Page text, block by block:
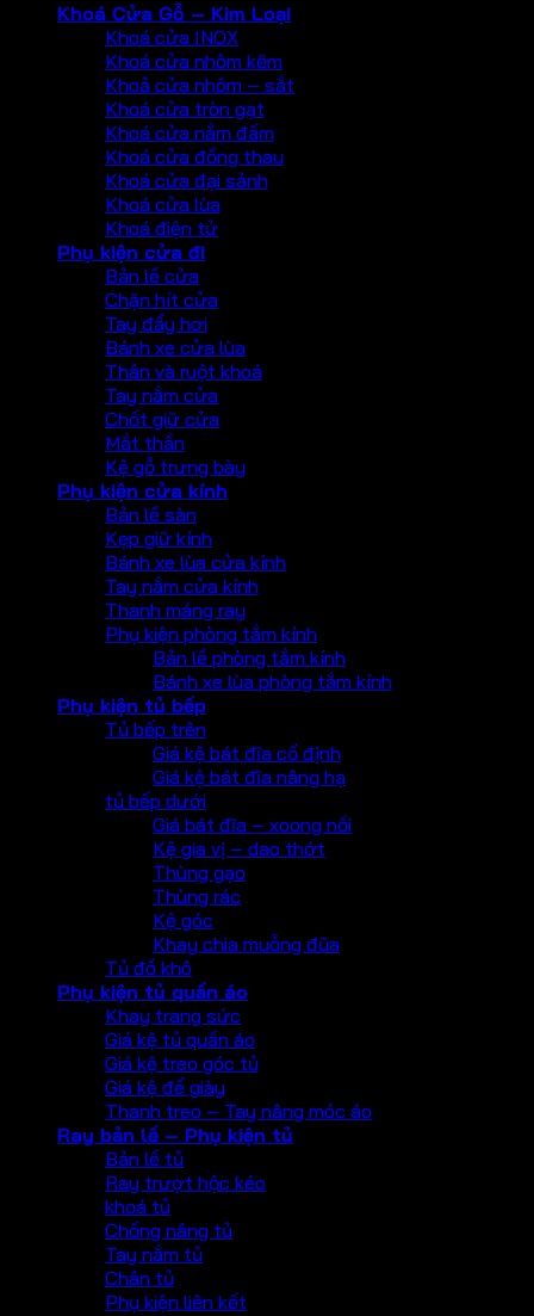
Khoá Cửa Gỗ – Kim Loại
Khoá cửa INOX
Khoá cửa nhôm kẽm
Khoả cửa nhôm – sắt
Khoá cửa tròn gạt
Khoá cửa nắm đấm
Khoá cửa đồng thau
Khoá cửa đại sảnh
Khoá cửa lùa
Khoá điện tử
Phụ kiện cửa đi
Bản lề cửa
Chặn hít cửa
Tay đẩy hơi
Bánh xe cửa lùa
Thân và ruột khoá
Tay nắm cửa
Chốt giữ cửa
Mắt thần
Kệ gỗ trưng bày
Phụ kiện cửa kính
Bản lề sàn
Kẹp giữ kính
Bánh xe lùa cửa kính
Tay nắm cửa kính
Thanh máng ray
Phụ kiện phòng tắm kính
Bản lề phòng tắm kính
Bánh xe lùa phòng tắm kính
Phụ kiện tủ bếp
Tủ bếp trên
Giá kệ bát đĩa cố định
Giá kệ bát đĩa nâng hạ
tủ bếp dưới
Giá bát đĩa – xoong nồi
Kệ gia vị – dao thớt
Thùng gạo
Thùng rác
Kệ góc
Khay chia muỗng đũa
Tủ đồ khô
Phụ kiện tủ quần áo
Khay trang sức
Giá kệ tủ quần áo
Giá kệ treo góc tủ
Giá kệ để giày
Thanh treo – Tay nâng móc áo
Ray bản lề – Phụ kiện tủ
Bản lề tủ
Ray trượt hộc kéo
khoá tủ
Chống nâng tủ
Tay nắm tủ
Chân tủ
Phụ kiện liên kết